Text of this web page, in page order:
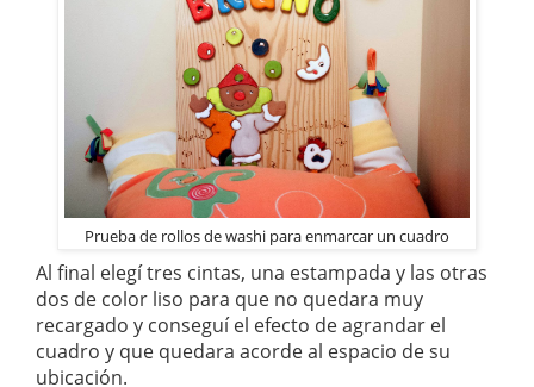
Prueba de rollos de washi para enmarcar un cuadro
Al final elegí tres cintas, una estampada y las otras
dos de color liso para que no quedara muy
recargado y conseguí el efecto de agrandar el
cuadro y que quedara acorde al espacio de su
ubicación.